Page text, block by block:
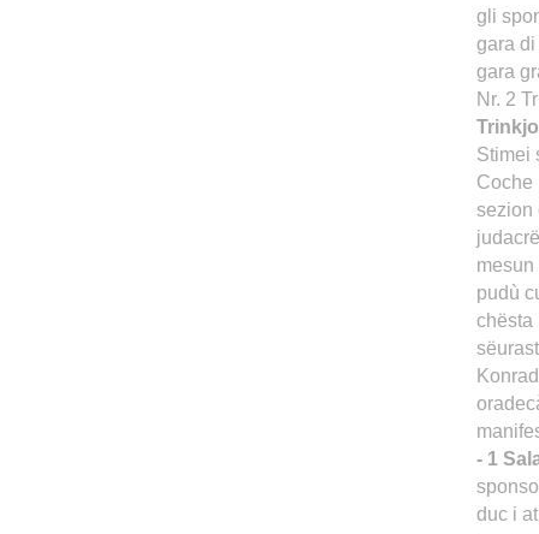
gli
gara
gara
Nr. 2
Stimei
Coche
sezion
pudù
chësta
- 1
duc i